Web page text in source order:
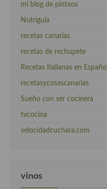
mi blog de pintxos
Nutriguia
recetas canarias
recetas de rechupete
Recetas Italianas en Español
recetasycosascanarias
Sueño con ser cocinera
tvcocina
velocidadcuchara.com
vinos